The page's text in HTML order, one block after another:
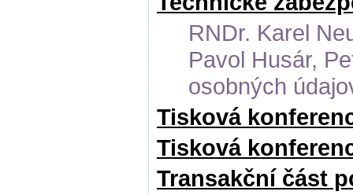
RNDr. Karel
Pavol Husár,
osobných
Tisková
Tisková
Transakční část